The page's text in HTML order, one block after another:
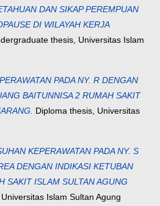
DAN SIKAP PEREMPUAN
DI WILAYAH KERJA
thesis, Universitas Islam
PADA NY. R DENGAN
BAITUNNISA 2 RUMAH SAKIT
Diploma thesis, Universitas
KEPERAWATAN PADA NY. S
DENGAN INDIKASI KETUBAN
SAKIT ISLAM SULTAN AGUNG
Islam Sultan Agung